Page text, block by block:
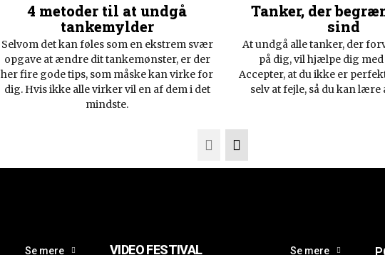
4 metoder til at undgå
tankemylder
Selvom det kan føles som en ekstrem svær
opgave at ændre dit tankemønster, er der
her fire gode tips, som måske kan virke for
dig. Hvis ikke alle virker vil en af dem i det
mindste.
Tanker, der
sind
At undgå alle tanker, der
på dig, vil hjælpe dig med
Accepter, at du ikke er
selv at fejle, så du kan lære
Se mere VIDEO FESTIVAL Se mere